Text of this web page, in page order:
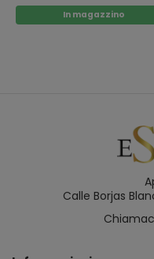
In magazzino
Calle Borjas